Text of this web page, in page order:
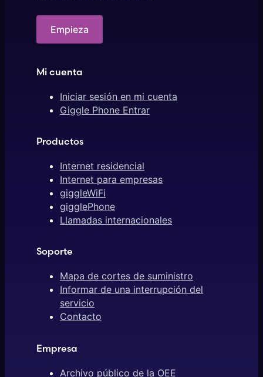
Empieza
Mi cuenta
Iniciar sesión en mi cuenta
Giggle Phone Entrar
Productos
Internet residencial
Internet para empresas
giggleWiFi
gigglePhone
Llamadas internacionales
Soporte
Mapa de cortes de suministro
Informar de una interrupción del
servicio
Contacto
Empresa
Archivo público de la OEE